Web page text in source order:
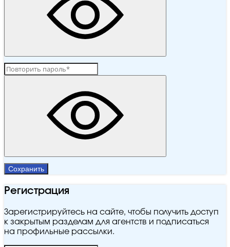
Сохранить
Регистрация
Зарегистрируйтесь на сайте, чтобы получить доступ
к закрытым разделам для агентств и подписаться
на профильные рассылки.